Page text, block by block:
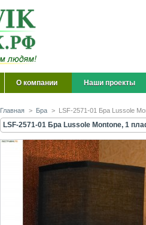
О компании Наши проекты
Главная > Бра > LSF-2571-01 Бра Lussole
LSF-2571-01 Бра Lussole Montone, 1